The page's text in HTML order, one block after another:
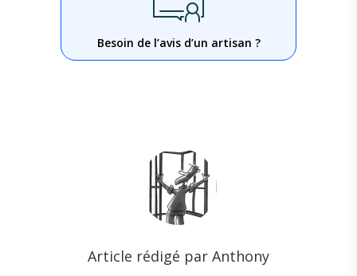
Besoin de l’avis d’un artisan ?
Article rédigé par Anthony